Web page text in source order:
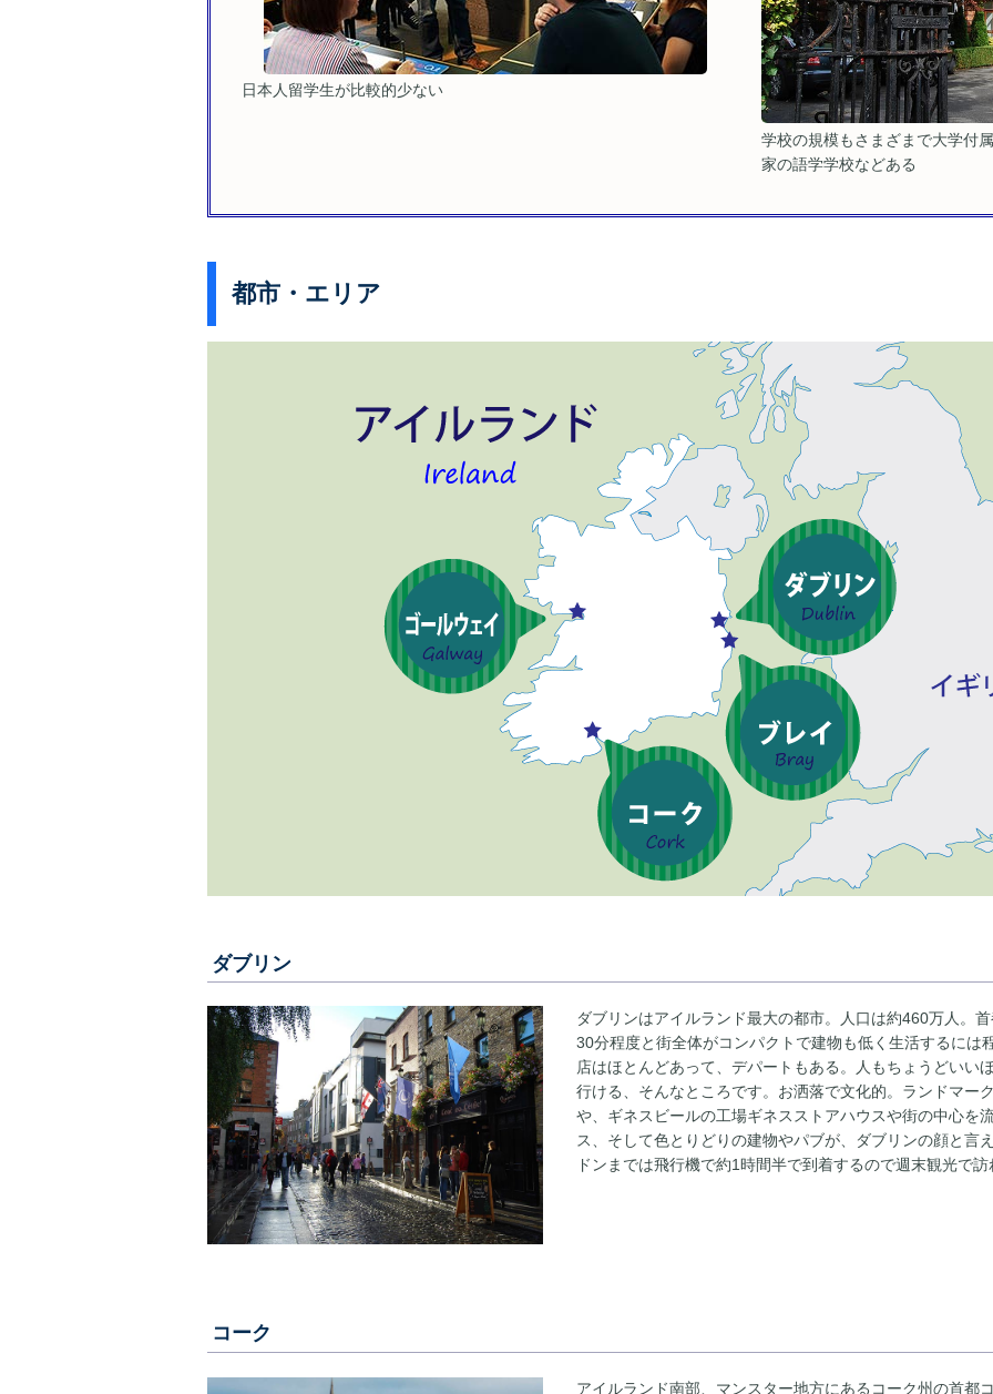
学校の規模もさまざまで大学付
家の語学学校などある
日本人留学生が比較的少ない
都市・エリア
ダブリン
ダブリンはアイルランド最大の都市。人口は約460万人。
30分程度と街全体がコンパクトで建物も低く生活するには
店はほとんどあって、デパートもある。人もちょうどいい
行ける、そんなところです。お洒落で文化的。ランドマー
や、ギネスビールの工場ギネスストアハウスや街の中心を
ス、そして色とりどりの建物やパブが、ダブリンの顔と言
ドンまでは飛行機で約1時間半で到着するので週末観光で
コーク
アイルランド南部、マンスター地方にあるコーク州の首都